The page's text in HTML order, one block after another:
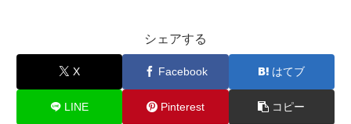
シェアする
X Facebook はてブ
LINE Pinterest コピー